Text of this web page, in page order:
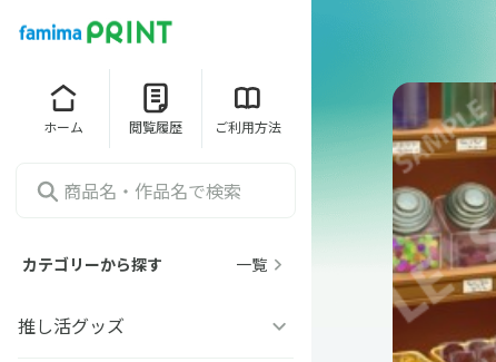
ホーム 閲覧履歴 ご利用方法
カテゴリーから探す 一覧
推し活グッズ